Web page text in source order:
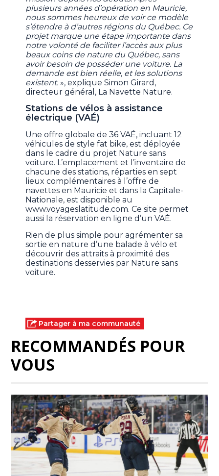
plusieurs années d’opération en Mauricie,
nous sommes heureux de voir ce modèle
s’étendre à d’autres régions du Québec. Ce
projet marque une étape importante dans
notre volonté de faciliter l’accès aux plus
beaux coins de nature du Québec, sans
avoir besoin de posséder une voiture. La
demande est bien réelle, et les solutions
existent.», explique Simon Girard,
directeur général, La Navette Nature.
Stations de vélos à assistance
électrique (VAÉ)
Une offre globale de 36 VAÉ, incluant 12
véhicules de style fat bike, est déployée
dans le cadre du projet Nature sans
voiture. L’emplacement et l’inventaire de
chacune des stations, réparties en sept
lieux complémentaires à l’offre de
navettes en Mauricie et dans la Capitale-
Nationale, est disponible au
www.voyageslatitude.com. Ce site permet
aussi la réservation en ligne d’un VAÉ.
Rien de plus simple pour agrémenter sa
sortie en nature d’une balade à vélo et
découvrir des attraits à proximité des
destinations desservies par Nature sans
voiture.
Partager à ma communauté
RECOMMANDÉS POUR
VOUS